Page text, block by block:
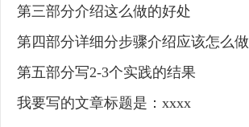
第三部分介绍这么做的好处
第四部分详细分步骤介绍应该怎么做
第五部分写2-3个实践的结果
我要写的文章标题是：xxxx